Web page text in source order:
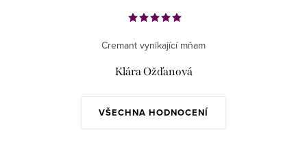
VŠECHNA HODNOCENÍ
Cremant vynikající mňam
Klára Ožďanová